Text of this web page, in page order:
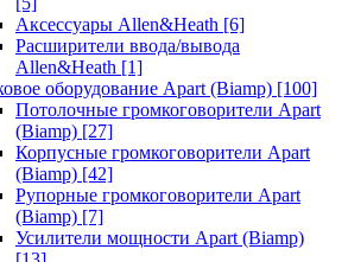
Аксессуары Allen&Heath [6]
Расширители ввода/вывода
Allen&Heath [1]
оборудование Apart (Biamp) [100]
Потолочные громкоговорители Apart
(Biamp) [27]
Корпусные громкоговорители Apart
(Biamp) [42]
Рупорные громкоговорители Apart
(Biamp) [7]
Усилители мощности Apart (Biamp)